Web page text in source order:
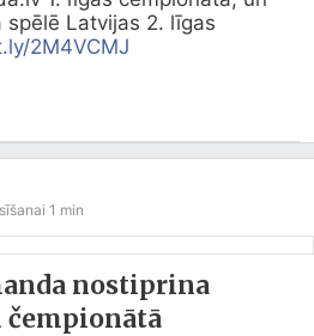
Latvijas 2. līgas
2M4VCMJ
1 min
nostiprina
čempionātā